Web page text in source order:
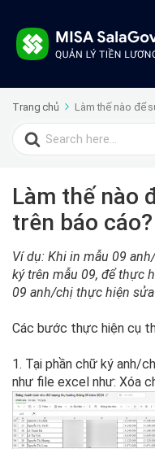
Trang chủ Làm thế nào để
Search
for:
Làm thế nào
trên báo cáo?
Ví dụ: Khi in mẫu 09
ký trên mẫu 09, để thực
09 anh/chị thực hiện
Các bước thực hiện cụ
1. Tại phần chữ ký anh/
như file excel như: Xóa